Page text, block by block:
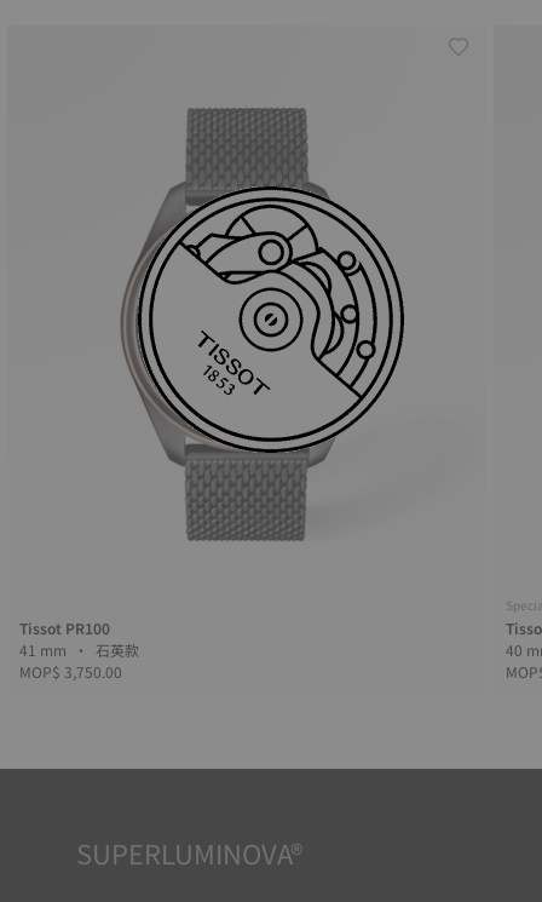
Tissot PR100
41 mm • 石英款
MOP$ 3,750.00
SUPERLUMINOVA®